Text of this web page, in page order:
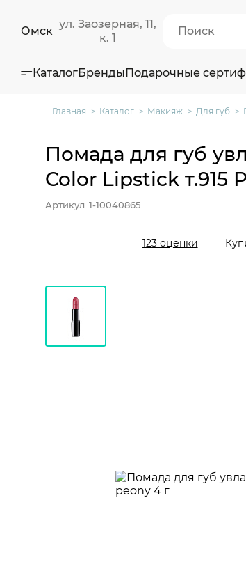
Омск
ул. Заозерная, 11,
к. 1
КаталогБрендыПодарочные
Главная Каталог Макияж Для губ
Помада для губ
Color Lipstick т.915
Артикул 1-10040865
123 оценки